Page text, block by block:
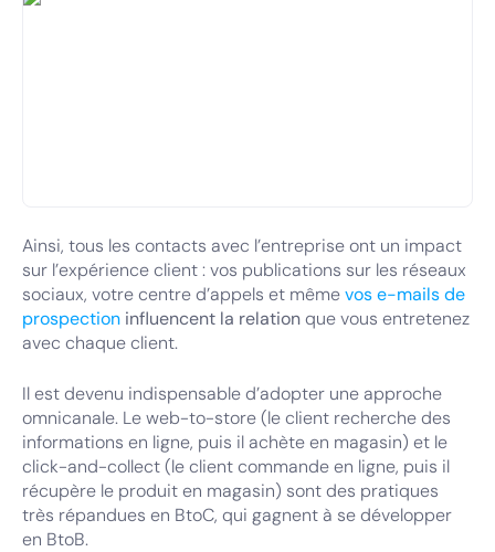
Ainsi, tous les contacts avec l’entreprise ont un impact
sur l’expérience client : vos publications sur les réseaux
sociaux, votre centre d’appels et mêmevos e-mails de
prospection influencent la relationque vous entretenez
avec chaque client.
Il est devenu indispensable d’adopter une approche
omnicanale. Le web-to-store (le client recherche des
informations en ligne, puis il achète en magasin) et le
click-and-collect (le client commande en ligne, puis il
récupère le produit en magasin) sont des pratiques
très répandues en BtoC, qui gagnent à se développer
en BtoB.